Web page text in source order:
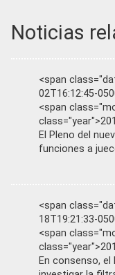
Noticias
<span
02T16:12:45-
<span
El Pleno del
funciones a
<span
18T19:21:33-
<span
En consenso, el